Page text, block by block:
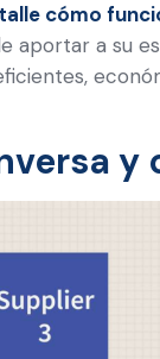
cómo
aportar a su